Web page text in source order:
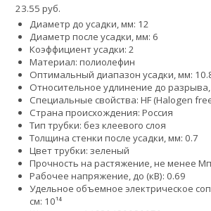
23.55 руб.
Диаметр до усадки, мм: 12
Диаметр после усадки, мм: 6
Коэффициент усадки: 2
Материал: полиолефин
Оптимальный диапазон усадки, мм:
Относительное удлинение до
Специальные свойства: HF (Halogen
Страна происхождения: Россия
Тип трубки: без клеевого слоя
Толщина стенки после усадки, мм: 0.7
Цвет трубки: зеленый
Прочность на растяжение, не менее
Рабочее напряжение, до (кВ): 0.69
Удельное объемное электрическое
см: 10¹⁴